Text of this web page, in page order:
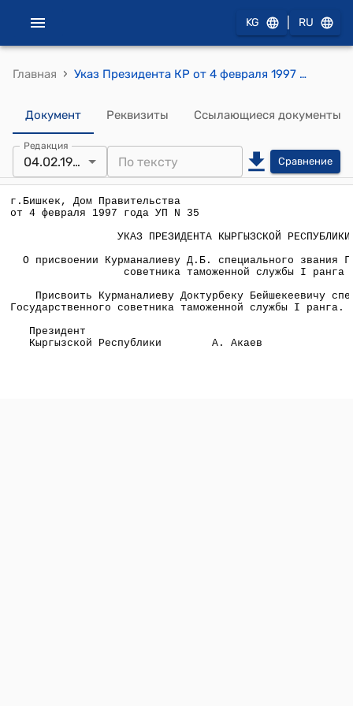
KG RU
Главная › Указ Президента КР от 4 февраля 1997 года УП №35 "О присвоении Курманалиеву Д.Б. специального звания Государственного советника таможенной службы 1 ранга"
Документ Реквизиты Ссылающиеся документы
Редакция
04.02.1997 Сравнение